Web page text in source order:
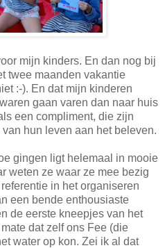
mijn kinders. En dan nog bij
twee maanden vakantie
:-). En dat mijn kinderen
gaan varen dan naar huis
een compliment, die zijn
hun leven aan het beleven.
gingen ligt helemaal in mooie
weten ze waar ze mee bezig
in het organiseren
een bende enthousiaste
de eerste kneepjes van het
dat zelf ons Fee (die
water op kon. Zei ik al dat